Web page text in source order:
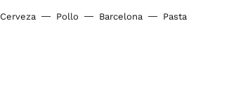
Cerveza Pollo Barcelona Pasta